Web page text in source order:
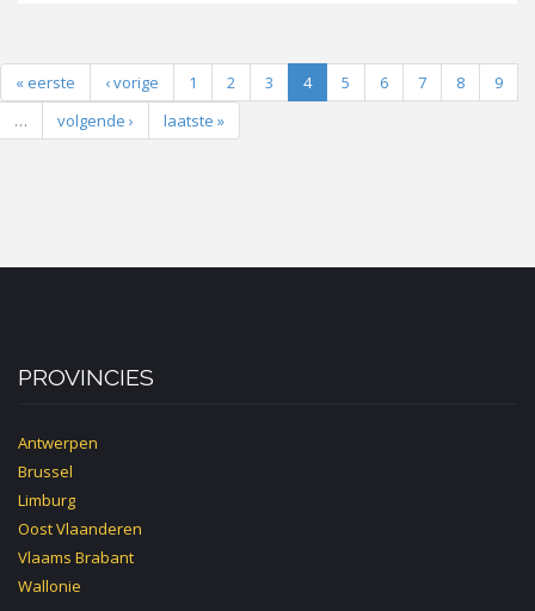
« eerste ‹ vorige 1 2 3 4 5 6 7 8
9
…
volgende › laatste »
PROVINCIES
Antwerpen
Brussel
Limburg
Oost Vlaanderen
Vlaams Brabant
Wallonie